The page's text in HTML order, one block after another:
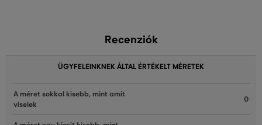
Recenziók
ÜGYFELEINKNEK ÁLTAL ÉRTÉKELT MÉRETEK
A méret sokkal kisebb, mint amit
viselek
0